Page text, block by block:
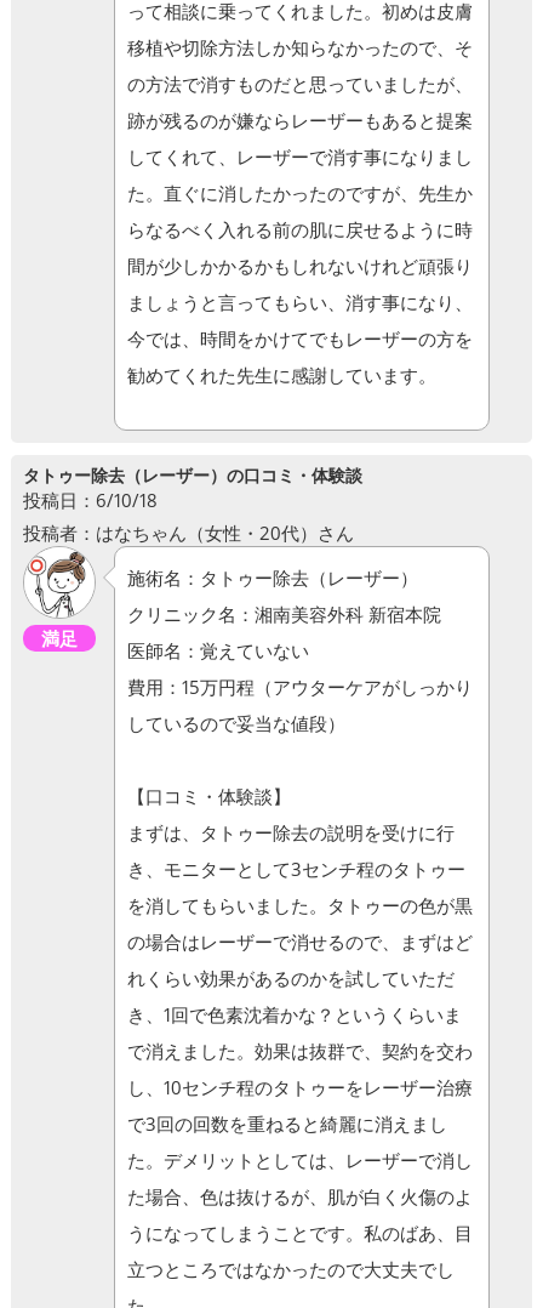
って相談に乗ってくれました。初めは皮膚
移植や切除方法しか知らなかったので、そ
の方法で消すものだと思っていましたが、
跡が残るのが嫌ならレーザーもあると提案
してくれて、レーザーで消す事になりまし
た。直ぐに消したかったのですが、先生か
らなるべく入れる前の肌に戻せるように時
間が少しかかるかもしれないけれど頑張り
ましょうと言ってもらい、消す事になり、
今では、時間をかけてでもレーザーの方を
勧めてくれた先生に感謝しています。
タトゥー除去（レーザー）の口コミ・体験談
投稿日：6/10/18
投稿者：はなちゃん（女性・20代）さん
満足
施術名：タトゥー除去（レーザー）
クリニック名：湘南美容外科 新宿本院
医師名：覚えていない
費用：15万円程（アウターケアがしっかり
しているので妥当な値段）
【口コミ・体験談】
まずは、タトゥー除去の説明を受けに行
き、モニターとして3センチ程のタトゥー
を消してもらいました。タトゥーの色が黒
の場合はレーザーで消せるので、まずはど
れくらい効果があるのかを試していただ
き、1回で色素沈着かな？というくらいま
で消えました。効果は抜群で、契約を交わ
し、10センチ程のタトゥーをレーザー治療
で3回の回数を重ねると綺麗に消えまし
た。デメリットとしては、レーザーで消し
た場合、色は抜けるが、肌が白く火傷のよ
うになってしまうことです。私のばあ、目
立つところではなかったので大丈夫でし